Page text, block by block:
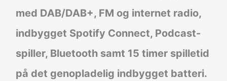
med DAB/DAB+, FM og internet radio,
indbygget Spotify Connect, Podcast-
spiller, Bluetooth samt 15 timer spilletid
på det genopladelig indbygget batteri.